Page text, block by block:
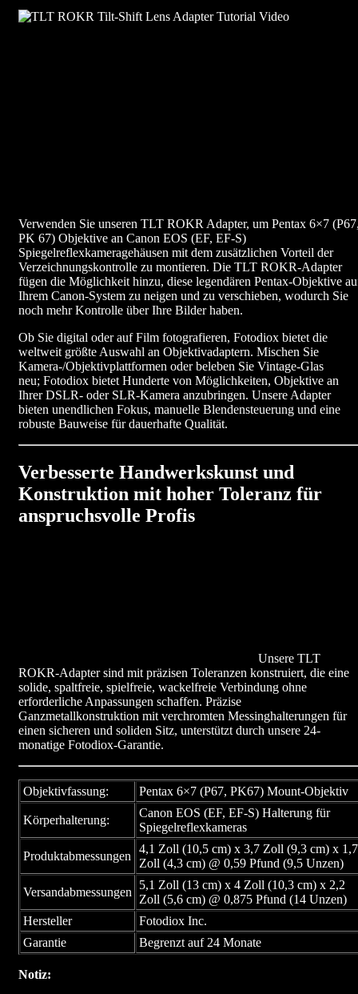
Verwenden Sie unseren TLT ROKR Adapter, um Pentax 6×7
PK 67) Objektive an Canon EOS (EF, EF-S)
Spiegelreflexkameragehäusen mit dem zusätzlichen Vorteil der
Verzeichnungskontrolle zu montieren. Die TLT ROKR-Adapter
fügen die Möglichkeit hinzu, diese legendären Pentax-Objektive
Ihrem Canon-System zu neigen und zu verschieben, wodurch Sie
noch mehr Kontrolle über Ihre Bilder haben.
Ob Sie digital oder auf Film fotografieren, Fotodiox bietet die
weltweit größte Auswahl an Objektivadaptern. Mischen Sie
Kamera-/Objektivplattformen oder beleben Sie Vintage-Glas
neu; Fotodiox bietet Hunderte von Möglichkeiten, Objektive an
Ihrer DSLR- oder SLR-Kamera anzubringen. Unsere Adapter
bieten unendlichen Fokus, manuelle Blendensteuerung und eine
robuste Bauweise für dauerhafte Qualität.
Verbesserte Handwerkskunst und
Konstruktion mit hoher Toleranz für
anspruchsvolle Profis
Unsere TLT
ROKR-Adapter sind mit präzisen Toleranzen konstruiert, die eine
solide, spaltfreie, spielfreie, wackelfreie Verbindung ohne
erforderliche Anpassungen schaffen. Präzise
Ganzmetallkonstruktion mit verchromten Messinghalterungen für
einen sicheren und soliden Sitz, unterstützt durch unsere 24-
monatige Fotodiox-Garantie.
Objektivfassung: Pentax 6×7 (P67, PK67) Mount-Objektiv
Körperhalterung:
Canon EOS (EF, EF-S) Halterung für
Spiegelreflexkameras
Produktabmessungen
4,1 Zoll (10,5 cm) x 3,7 Zoll (9,3 cm) x 1,7
Zoll (4,3 cm) @ 0,59 Pfund (9,5 Unzen)
Versandabmessungen
5,1 Zoll (13 cm) x 4 Zoll (10,3 cm) x 2,2
Zoll (5,6 cm) @ 0,875 Pfund (14 Unzen)
Hersteller
Fotodiox Inc.
Garantie
Begrenzt auf 24 Monate
Notiz: